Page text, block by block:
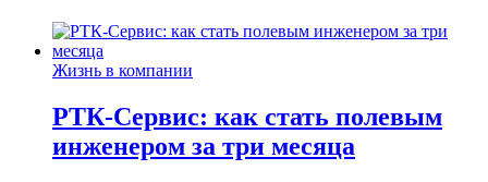
Жизнь в компании
РТК-Сервис: как стать полевым
инженером за три месяца